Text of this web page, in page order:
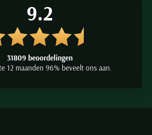
9.2
31809 beoordelingen
12 maanden 96% beveelt ons aan.